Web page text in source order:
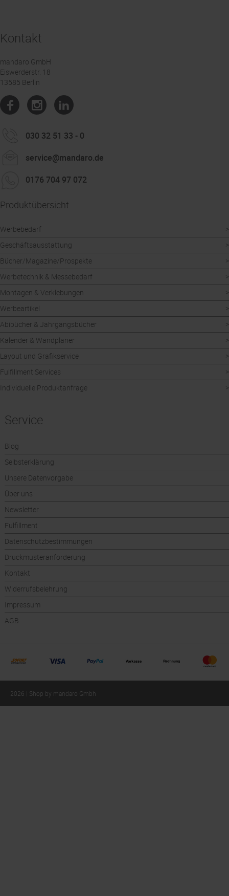
Kontakt
mandaro GmbH
Eiswerderstr. 18
13585 Berlin
030 32 51 33 - 0
service@mandaro.de
0176 704 97 072
Produktübersicht
Werbebedarf
Geschäftsausstattung
Bücher/Magazine/Prospekte
Werbetechnik & Messebedarf
Montagen & Verklebungen
Werbeartikel
Abibücher & Jahrgangsbücher
Kalender & Wandplaner
Layout und Grafikservice
Fulfillment Services
Individuelle Produktanfrage
Service
Blog
Selbsterklärung
Unsere Datenvorgabe
Über uns
Newsletter
Fulfillment
Datenschutzbestimmungen
Druckmusteranforderung
Kontakt
Widerrufsbelehrung
Impressum
AGB
2026 | Shop by mandaro Gmbh